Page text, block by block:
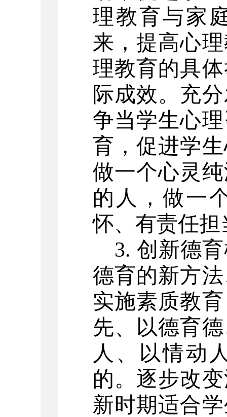
理教育与家
来，提高心
理教育的具
际成效。充
争当学生心
育，促进学
做一个心灵
的人，做一
怀、有责任担
3. 创新德
德育的新方
实施素质教
先、以德育
人、以情动
的。逐步改
新时期适合